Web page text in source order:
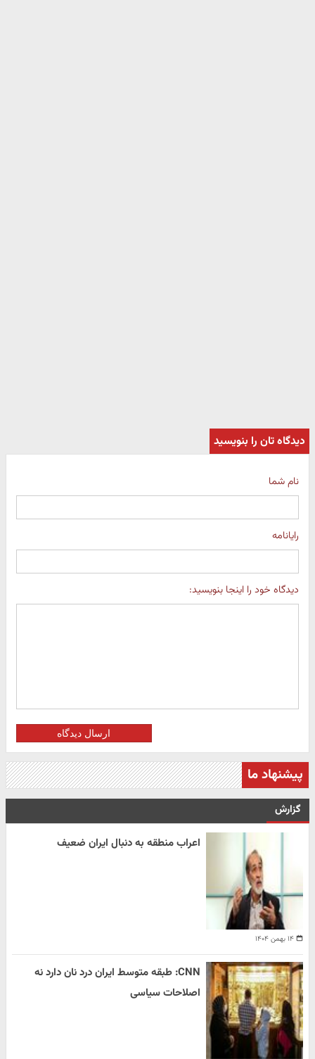
دیدگاه تان را بنویسید
نام شما
رایانامه
دیدگاه خود را اینجا بنویسید:
ارسال دیدگاه
پیشنهاد ما
گزارش
۱۴ بهمن ۱۴۰۴
اعراب منطقه به دنبال ایران ضعیف
CNN: طبقه متوسط ایران درد نان دارد نه
اصلاحات سیاسی